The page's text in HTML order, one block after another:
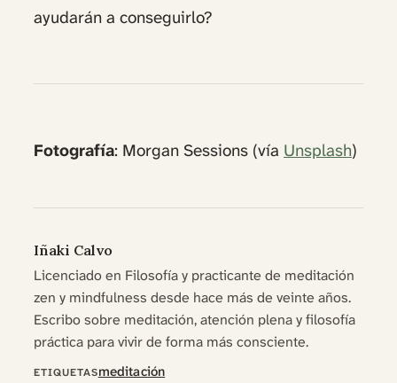
ayudarán a conseguirlo?
Fotografía: Morgan Sessions (vía Unsplash)
Iñaki Calvo
Licenciado en Filosofía y practicante de meditación
zen y mindfulness desde hace más de veinte años.
Escribo sobre meditación, atención plena y filosofía
práctica para vivir de forma más consciente.
ETIQUETASmeditación